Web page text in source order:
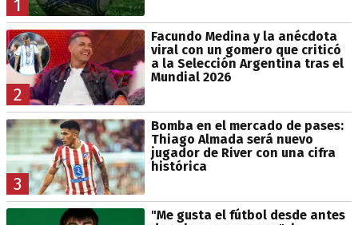
1
2
Facundo Medina y la anécdota
viral con un gomero que criticó
a la Selección Argentina tras el
Mundial 2026
3
Bomba en el mercado de pases:
Thiago Almada será nuevo
jugador de River con una cifra
histórica
"Me gusta el fútbol desde antes